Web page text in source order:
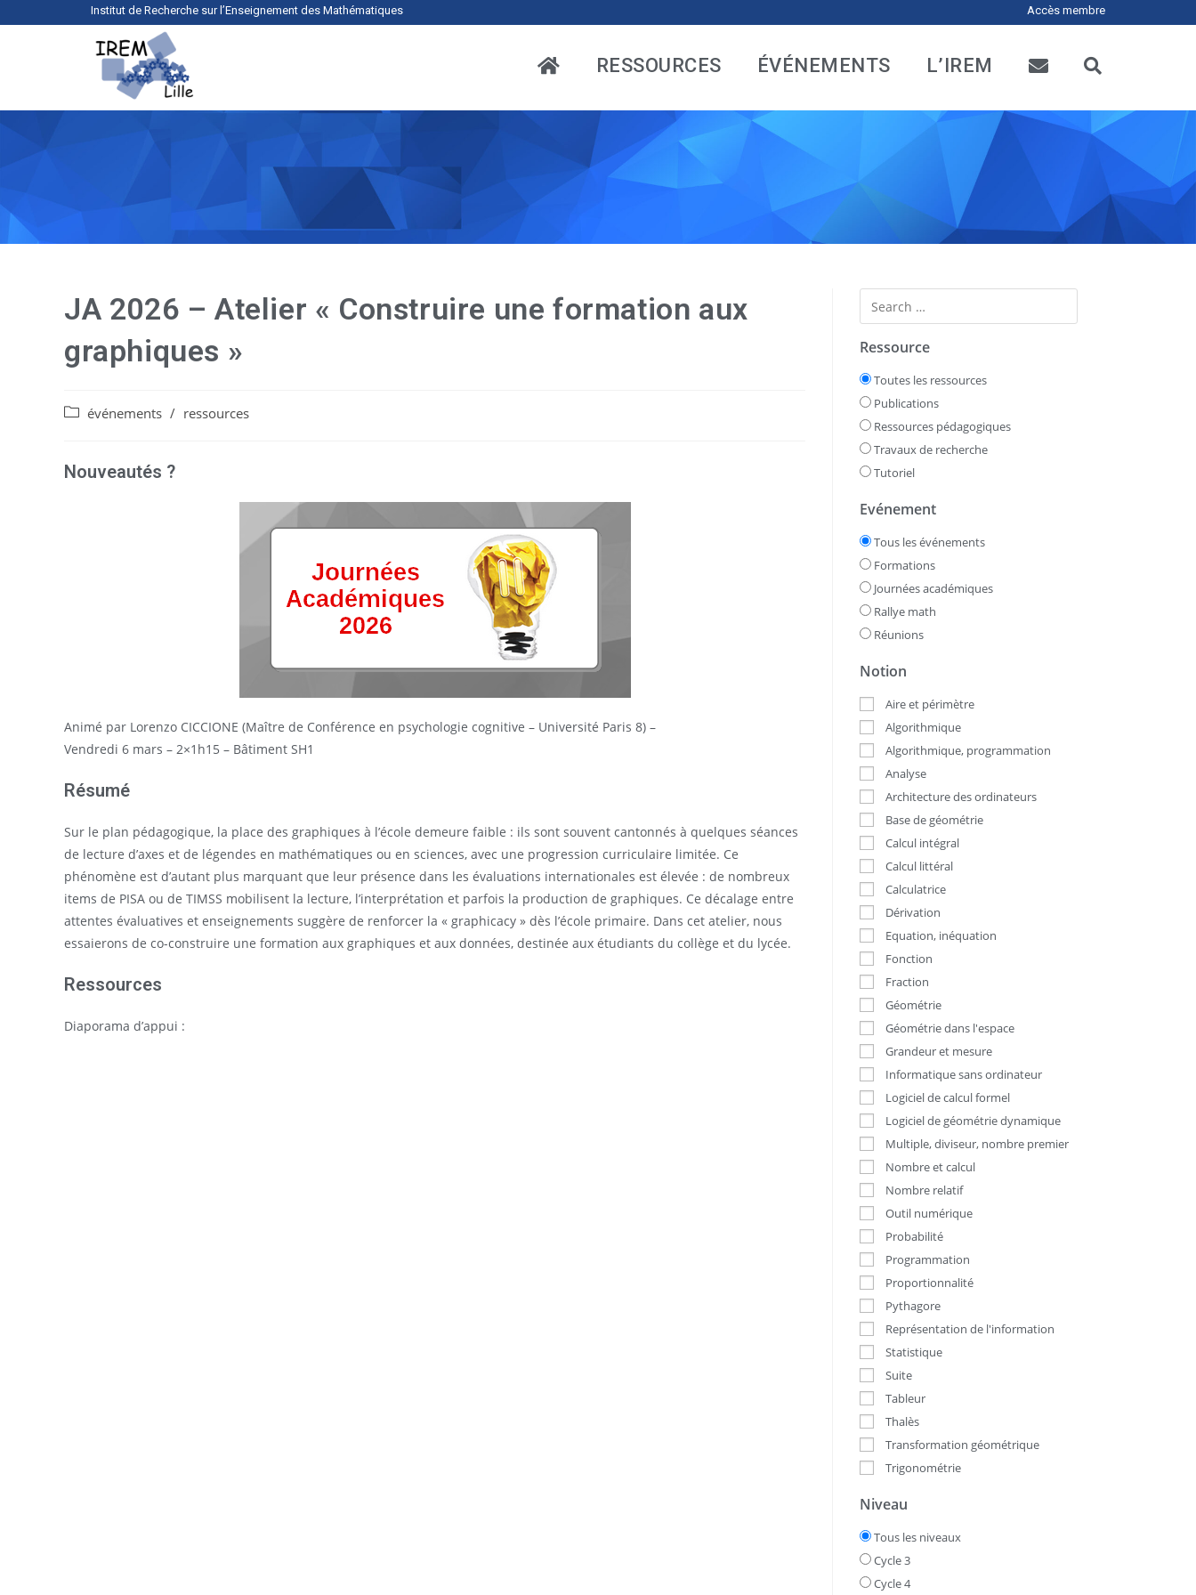
Institut de Recherche sur l’Enseignement des Mathématiques Accès membre
RESSOURCES ÉVÉNEMENTS L’IREM
JA 2026 – Atelier « Construire une formation aux
graphiques »
événements / ressources
Nouveautés ?
Animé par Lorenzo CICCIONE (Maître de Conférence en psychologie cognitive – Université Paris 8) –
Vendredi 6 mars – 2×1h15 – Bâtiment SH1
Résumé
Sur le plan pédagogique, la place des graphiques à l’école demeure faible : ils sont souvent cantonnés à quelques séances
de lecture d’axes et de légendes en mathématiques ou en sciences, avec une progression curriculaire limitée. Ce
phénomène est d’autant plus marquant que leur présence dans les évaluations internationales est élevée : de nombreux
items de PISA ou de TIMSS mobilisent la lecture, l’interprétation et parfois la production de graphiques. Ce décalage entre
attentes évaluatives et enseignements suggère de renforcer la « graphicacy » dès l’école primaire. Dans cet atelier, nous
essaierons de co-construire une formation aux graphiques et aux données, destinée aux étudiants du collège et du lycée.
Ressources
Diaporama d’appui :
Ressource
Toutes les ressources
Publications
Ressources pédagogiques
Travaux de recherche
Tutoriel
Evénement
Tous les événements
Formations
Journées académiques
Rallye math
Réunions
Notion
Aire et périmètre
Algorithmique
Algorithmique, programmation
Analyse
Architecture des ordinateurs
Base de géométrie
Calcul intégral
Calcul littéral
Calculatrice
Dérivation
Equation, inéquation
Fonction
Fraction
Géométrie
Géométrie dans l'espace
Grandeur et mesure
Informatique sans ordinateur
Logiciel de calcul formel
Logiciel de géométrie dynamique
Multiple, diviseur, nombre premier
Nombre et calcul
Nombre relatif
Outil numérique
Probabilité
Programmation
Proportionnalité
Pythagore
Représentation de l'information
Statistique
Suite
Tableur
Thalès
Transformation géométrique
Trigonométrie
Niveau
Tous les niveaux
Cycle 3
Cycle 4